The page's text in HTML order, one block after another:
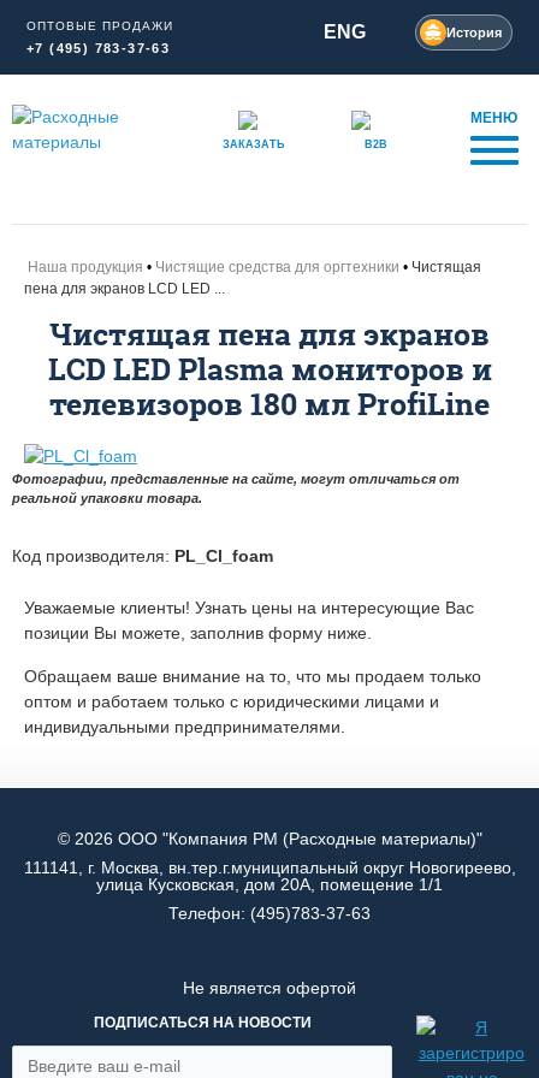
ОПТОВЫЕ ПРОДАЖИ
+7 (495) 783-37-63
ENG История
ЗАКАЗАТЬ B2B
МЕНЮ
Наша продукция Чистящие средства для оргтехники
Чистящая
пена для экранов LCD LED ...
Чистящая пена для экранов
LCD LED Plasma мониторов и
телевизоров 180 мл ProfiLine
Фотографии, представленные на сайте, могут отличаться от
реальной упаковки товара.
Код производителя: PL_Cl_foam
Уважаемые клиенты! Узнать цены на интересующие Вас
позиции Вы можете, заполнив форму ниже.
Обращаем ваше внимание на то, что мы продаем только
оптом и работаем только с юридическими лицами и
индивидуальными предпринимателями.
© 2026 ООО "Компания РМ (Расходные материалы)"
111141, г. Москва, вн.тер.г.муниципальный округ Новогиреево,
улица Кусковская, дом 20А, помещение 1/1
Телефон: (495)783-37-63
Не является офертой
ПОДПИСАТЬСЯ НА НОВОСТИ